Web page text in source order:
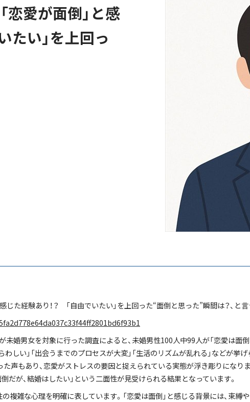
恋愛が面倒」と感
たい」を上回っ
じた経験あり！？ 「自由でいたい」を上回った“面倒と思った”瞬間は？、と
未婚男女を対象に行った調査によると、未婚男性100人中99人が「恋愛は面
しい」「出会うまでのプロセスが大変」「生活のリズムが乱れる」などが挙
た声もあり、恋愛がストレスの要因と捉えられている実態が浮き彫りになり
だが、結婚はしたい」という二面性が見受けられる結果となっています。
複雑な心理を明確に表しています。「恋愛は面倒」と感じる背景には、束縛